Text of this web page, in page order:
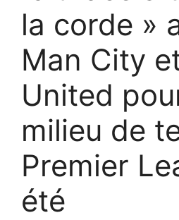
la corde »
Man City
United
milieu de
Premier
été